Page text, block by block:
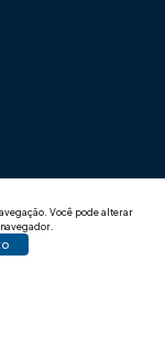
Você pode alterar